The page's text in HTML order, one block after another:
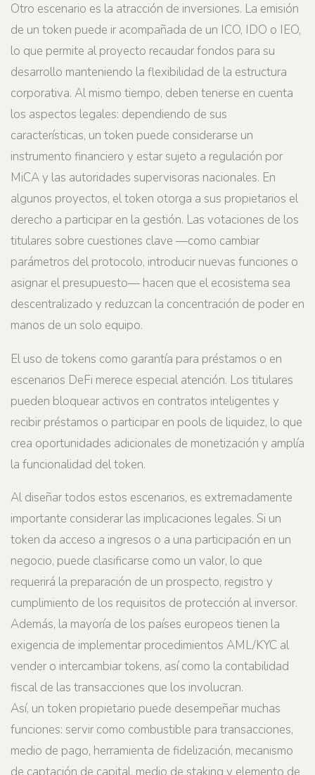
Otro escenario es la atracción de inversiones. La emisión
de un token puede ir acompañada de un ICO, IDO o IEO,
lo que permite al proyecto recaudar fondos para su
desarrollo manteniendo la flexibilidad de la estructura
corporativa. Al mismo tiempo, deben tenerse en cuenta
los aspectos legales: dependiendo de sus
características, un token puede considerarse un
instrumento financiero y estar sujeto a regulación por
MiCA y las autoridades supervisoras nacionales. En
algunos proyectos, el token otorga a sus propietarios el
derecho a participar en la gestión. Las votaciones de los
titulares sobre cuestiones clave —como cambiar
parámetros del protocolo, introducir nuevas funciones o
asignar el presupuesto— hacen que el ecosistema sea
descentralizado y reduzcan la concentración de poder en
manos de un solo equipo.
El uso de tokens como garantía para préstamos o en
escenarios DeFi merece especial atención. Los titulares
pueden bloquear activos en contratos inteligentes y
recibir préstamos o participar en pools de liquidez, lo que
crea oportunidades adicionales de monetización y amplía
la funcionalidad del token.
Al diseñar todos estos escenarios, es extremadamente
importante considerar las implicaciones legales. Si un
token da acceso a ingresos o a una participación en un
negocio, puede clasificarse como un valor, lo que
requerirá la preparación de un prospecto, registro y
cumplimiento de los requisitos de protección al inversor.
Además, la mayoría de los países europeos tienen la
exigencia de implementar procedimientos AML/KYC al
vender o intercambiar tokens, así como la contabilidad
fiscal de las transacciones que los involucran.
Así, un token propietario puede desempeñar muchas
funciones: servir como combustible para transacciones,
medio de pago, herramienta de fidelización, mecanismo